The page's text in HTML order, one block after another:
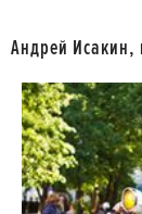
Андрей Исакин,